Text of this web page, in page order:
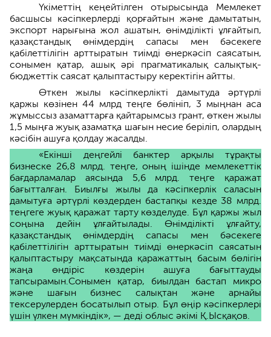
Үкіметтің кеңейтілген отырысында Мемлекет
басшысы кәсіпкерлерді қорғайтын және дамытатын,
экспорт нарығына жол ашатын, өнімділікті ұлғайтып,
қазақстандық өнімдердің сапасы мен бәсекеге
қабілеттілігін арттыратын тиімді өнеркәсіп саясатын,
сонымен қатар, ашық әрі прагматикалық салықтық-
бюджеттік саясат қалыптастыру керектігін айтты.
Өткен жылы кәсіпкерлікті дамытуда әртүрлі
қаржы көзінен 44 млрд теңге бөлініп, 3 мыңнан аса
жұмыссыз азаматтарға қайтарымсыз грант, өткен жылы
1,5 мыңға жуық азаматқа шағын несие беріліп, олардың
кәсібін ашуға қолдау жасалды.
«Екінші деңгейлі банктер арқылы тұрақты
бизнеске 26,8 млрд. теңге, оның ішінде мемлекеттік
бағдарламалар аясында 5,6 млрд. теңге қаражат
бағытталған. Биылғы жылы да кәсіпкерлік саласын
дамытуға әртүрлі көздерден бастапқы кезде 38 млрд.
теңгеге жуық қаражат тарту көзделуде. Бұл қаржы жыл
соңына дейін ұлғайтылады. Өнімділікті ұлғайту,
қазақстандық өнімдердің сапасы мен бәсекеге
қабілеттілігін арттыратын тиімді өнеркәсіп саясатын
қалыптастыру мақсатында қаражаттың басым бөлігін
жаңа өндіріс көздерін ашуға бағыттауды
тапсырамын.Сонымен қатар, биылдан бастап микро
және шағын бизнес салықтан және арнайы
тексерулерден босатылып отыр. Бұл өңір кәсіпкерлері
үшін үлкен мүмкіндік», — деді облыс әкімі Қ.Ысқақов.